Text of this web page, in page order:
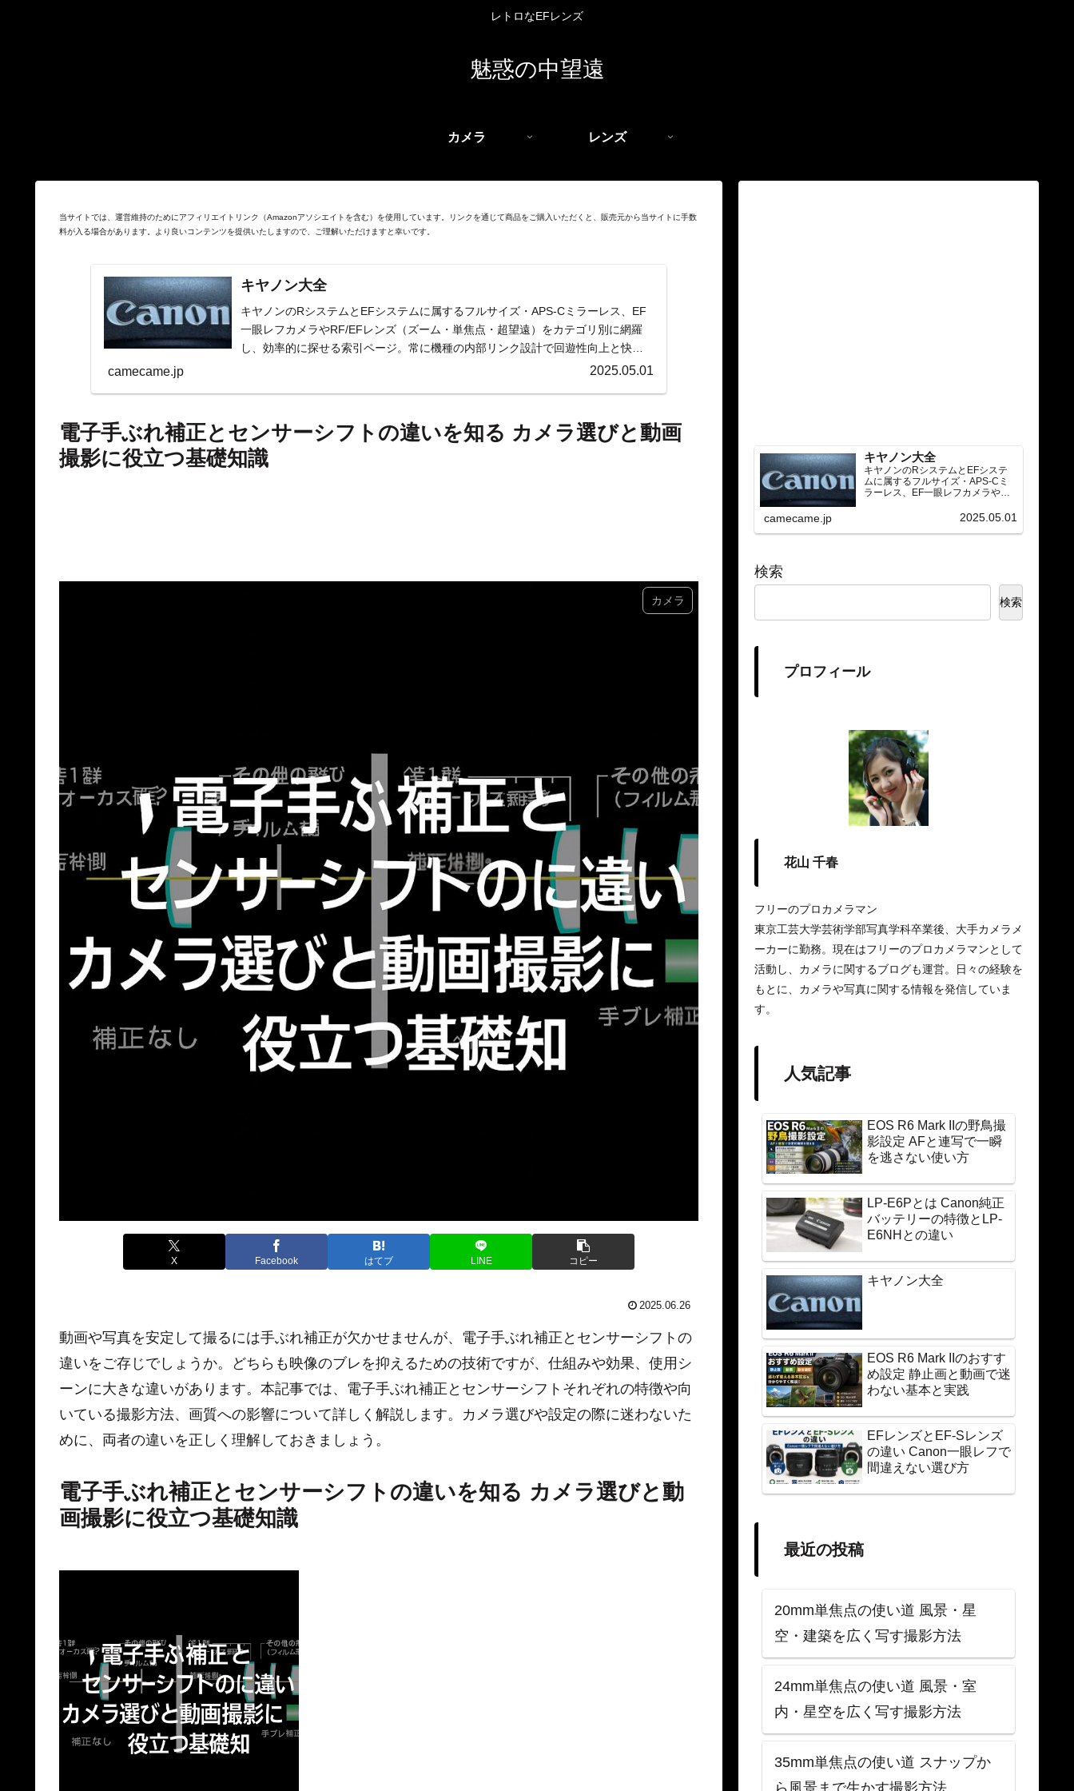
レトロなEFレンズ
魅惑の中望遠
カメラ レンズ
当サイトでは、運営維持のためにアフィリエイトリンク（Amazonアソシエイトを含む）を使用しています。リンクを通じて商品をご購入いただくと、販売元から当サイトに手数
料が入る場合があります。より良いコンテンツを提供いたしますので、ご理解いただけますと幸いです。
キヤノン大全
キヤノンのRシステムとEFシステムに属するフルサイズ・APS-Cミラーレス、EF
一眼レフカメラやRF/EFレンズ（ズーム・単焦点・超望遠）をカテゴリ別に網羅
し、効率的に探せる索引ページ。常に機種の内部リンク設計で回遊性向上と快適
camecame.jp 2025.05.01
電子手ぶれ補正とセンサーシフトの違いを知る カメラ選びと動画
撮影に役立つ基礎知識
カメラ
X Facebook はてブ LINE コピー
2025.06.26
動画や写真を安定して撮るには手ぶれ補正が欠かせませんが、電子手ぶれ補正とセンサーシフトの
違いをご存じでしょうか。どちらも映像のブレを抑えるための技術ですが、仕組みや効果、使用シ
ーンに大きな違いがあります。本記事では、電子手ぶれ補正とセンサーシフトそれぞれの特徴や向
いている撮影方法、画質への影響について詳しく解説します。カメラ選びや設定の際に迷わないた
めに、両者の違いを正しく理解しておきましょう。
電子手ぶれ補正とセンサーシフトの違いを知る カメラ選びと動
画撮影に役立つ基礎知識
キヤノン大全
キヤノンのRシステムとEFシステ
ムに属するフルサイズ・APS-Cミ
ラーレス、EF一眼レフカメラや
望遠）をカテゴリ別に網羅し、効
種の内部リンク設計で回遊性向上
camecame.jp 2025.05.01
検索
検索
プロフィール
花山 千春
フリーのプロカメラマン
東京工芸大学芸術学部写真学科卒業後、大手カメラメ
ーカーに勤務。現在はフリーのプロカメラマンとして
活動し、カメラに関するブログも運営。日々の経験を
もとに、カメラや写真に関する情報を発信していま
す。
人気記事
EOS R6 Mark IIの野鳥撮
影設定 AFと連写で一瞬
を逃さない使い方
LP-E6Pとは Canon純正
バッテリーの特徴とLP-
E6NHとの違い
キヤノン大全
EOS R6 Mark IIのおすす
め設定 静止画と動画で迷
わない基本と実践
EFレンズとEF-Sレンズ
の違い Canon一眼レフで
間違えない選び方
最近の投稿
20mm単焦点の使い道 風景・星
空・建築を広く写す撮影方法
24mm単焦点の使い道 風景・室
内・星空を広く写す撮影方法
35mm単焦点の使い道 スナップか